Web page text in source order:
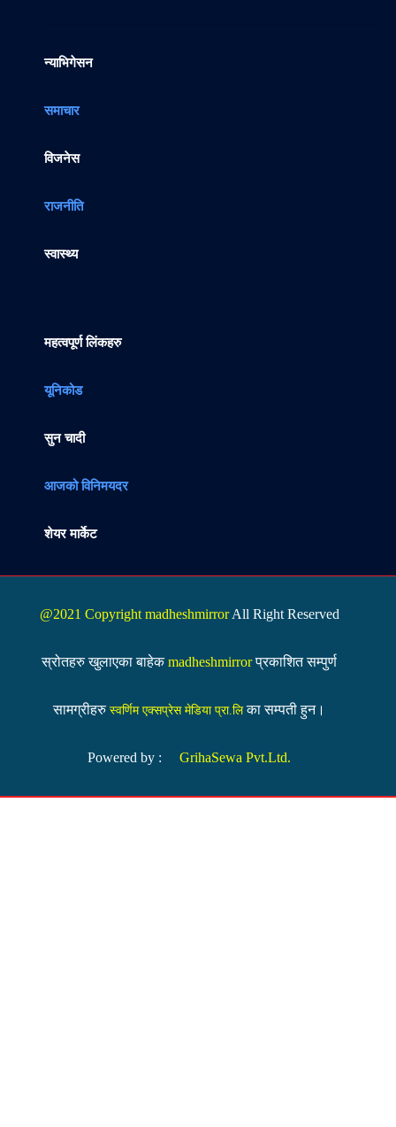
न्याभिगेसन
समाचार
विजनेस
राजनीति
स्वास्थ्य
महत्वपूर्ण लिंकहरु
यूनिकोड
सुन चादी
आजको विनिमयदर
शेयर मार्केट
@2021 Copyright madheshmirrorAll Right Reserved
स्रोतहरु खुलाएका बाहेक madheshmirror प्रकाशित सम्पुर्ण
सामग्रीहरु स्वर्णिम एक्सप्रेस मेडिया प्रा.लिका सम्पती हुन।
Powered by : GrihaSewa Pvt.Ltd.